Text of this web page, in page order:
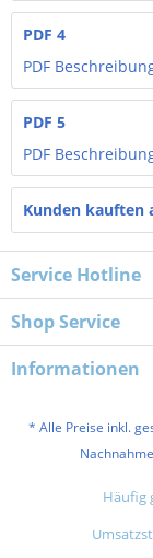
PDF 4
PDF
PDF 5
PDF
Kunden kauften
Service Hotline
Shop Service
Informationen
* Alle Preise inkl.
Häufig